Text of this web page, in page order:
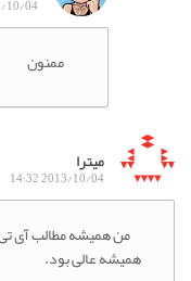
04 13:14
ممنون
میترا
2013/10/04 14:32
من همیشه مطالب آی
همیشه عالی بود.